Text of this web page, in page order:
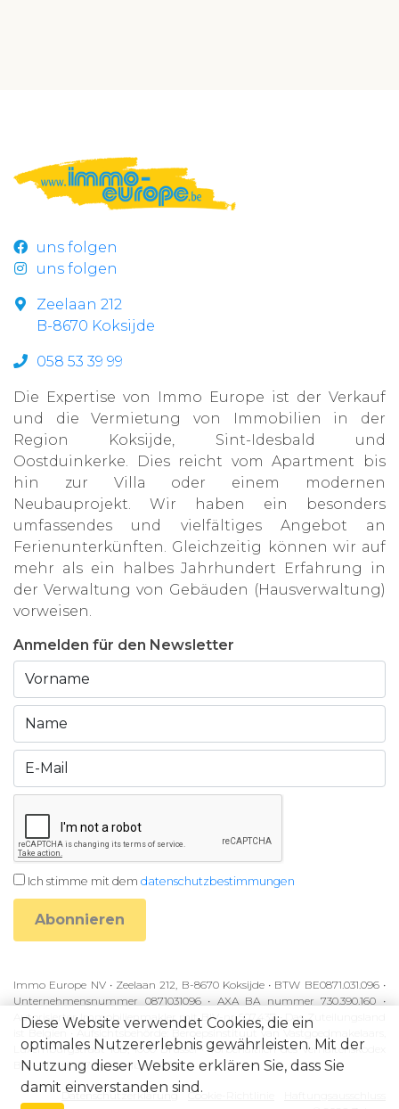
uns folgen
uns folgen
Zeelaan 212
B-8670 Koksijde
058 53 39 99
Die Expertise von Immo Europe ist der Verkauf
und die Vermietung von Immobilien in der
Region Koksijde, Sint-Idesbald und
Oostduinkerke. Dies reicht vom Apartment bis
hin zur Villa oder einem modernen
Neubauprojekt. Wir haben ein besonders
umfassendes und vielfältiges Angebot an
Ferienunterkünften. Gleichzeitig können wir auf
mehr als ein halbes Jahrhundert Erfahrung in
der Verwaltung von Gebäuden (Hausverwaltung)
vorweisen.
Anmelden für den Newsletter
Ich stimme mit dem datenschutzbestimmungen
Abonnieren
Immo Europe NV • Zeelaan 212, B-8670 Koksijde • BTW BE0871.031.096 •
Unternehmensnummer 0871031096 • AXA BA nummer 730.390.160 •
Autorisierter Immobilienmakler mit BIV-nr 507.437 • Das Zuteilungsland
ist Belgien • Aufsichtsbehörde: Beroepsinstituut van Vastgoedmakelaars,
Luxemburgstraat 16B, 1000 Brussel • Vorbehaltlich des Verhaltenskodex
BIV • KB van 27 September 2006
Datenschutzerklärung Cookie-Richtlinie
Diese Website verwendet Cookies, die ein
optimales Nutzererlebnis gewährleisten. Mit der
Nutzung dieser Website erklären Sie, dass Sie
damit einverstanden sind.